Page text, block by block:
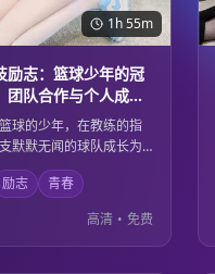
1h 55m
励志：篮球少年的冠
团队合作与个人成长
释
球的少年，在教练的指
默默无闻的球队成长为
他们在训练和比赛中学
作的重要性，也在挫折
人的成长和蜕变。激情
场面与感人至深的成长
合。
励志
青春
高清 • 免费